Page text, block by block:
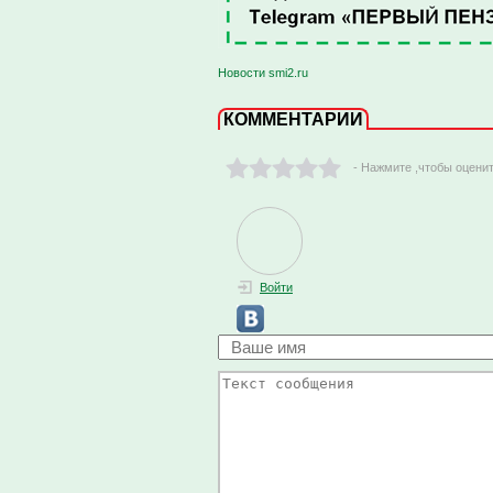
Новости smi2.ru
КОММЕНТАРИИ
- Нажмите ,чтобы
Войти